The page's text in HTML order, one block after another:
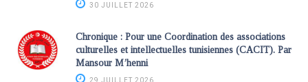
30 JUILLET 2026
Chronique : Pour une Coordination des associations
culturelles et intellectuelles tunisiennes (CACIT). Par
Mansour M’henni
29 JUILLET 2026